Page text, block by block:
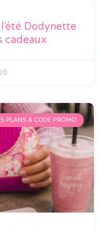
Dodynette
cadeaux
PLANS & CODE PROMO